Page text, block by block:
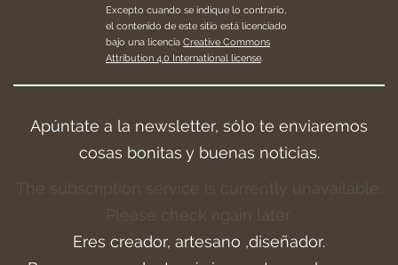
Excepto cuando se indique lo contrario,
el contenido de este sitio está licenciado
bajo una licencia Creative Commons
Attribution 4.0 International license.
Apúntate a la newsletter, sólo te enviaremos
cosas bonitas y buenas noticias.
The subscription service is currently unavailable.
Please check again later.
Eres creador, artesano ,diseñador.